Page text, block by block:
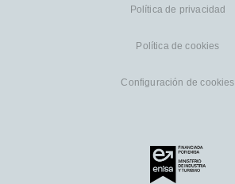
Política de privacidad
Política de cookies
Configuración de cookies